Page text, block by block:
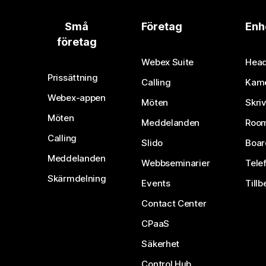
Små
företag
Prissättning
Webex-appen
Möten
Calling
Meddelanden
Skärmdelning
Företag
Webex Suite
Calling
Möten
Meddelanden
Slido
Webbseminarier
Events
Contact Center
CPaaS
Säkerhet